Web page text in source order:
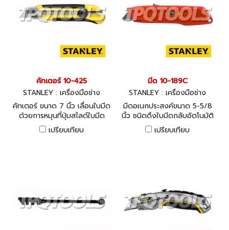
คัทเตอร์ 10-425
STANLEY : เครื่องมือช่าง
คัทเตอร์ ขนาด 7 นิ้ว เลื่อนใบมีด
ด้วยการหมุนที่ปุ่มสไลด์ใบมีด
เปรียบเทียบ
มีด 10-189C
STANLEY : เครื่องมือช่าง
มีดอเนกประสงค์ขนาด 5-5/8
นิ้ว ชนิดดึงใบมีดกลับอัตโนมัติ
ให้ความปลอดภัยสูงสุดขณะใช้
งาน
เปรียบเทียบ